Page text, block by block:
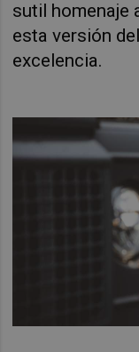
sutil homenaje
esta versión
excelencia.